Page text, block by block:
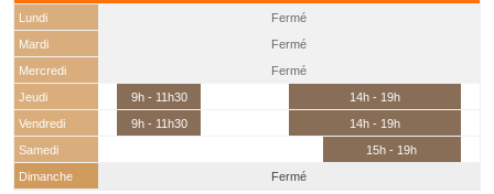
Lundi
Fermé
Mardi
Fermé
Mercredi
Fermé
Jeudi
9h - 11h30
14h - 19h
Vendredi
9h - 11h30
14h - 19h
Samedi
15h - 19h
Dimanche
Fermé